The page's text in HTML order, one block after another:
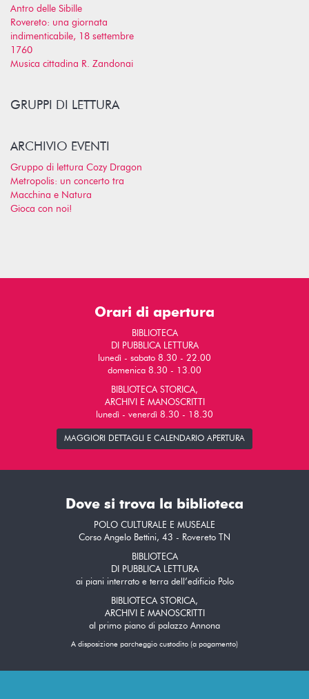
Antro delle Sibille
Rovereto: una giornata
indimenticabile, 18 settembre
1760
Musica cittadina R. Zandonai
GRUPPI DI LETTURA
ARCHIVIO EVENTI
Gruppo di lettura Cozy Dragon
Metropolis: un concerto tra
Macchina e Natura
Gioca con noi!
Orari di apertura
BIBLIOTECA
DI PUBBLICA LETTURA
lunedì - sabato 8.30 - 22.00
domenica 8.30 - 13.00
BIBLIOTECA STORICA,
ARCHIVI E MANOSCRITTI
lunedì - venerdì 8.30 - 18.30
MAGGIORI DETTAGLI E CALENDARIO APERTURA
Dove si trova la biblioteca
POLO CULTURALE E MUSEALE
Corso Angelo Bettini, 43 - Rovereto TN
BIBLIOTECA
DI PUBBLICA LETTURA
ai piani interrato e terra dell’edificio Polo
BIBLIOTECA STORICA,
ARCHIVI E MANOSCRITTI
al primo piano di palazzo Annona
A disposizione parcheggio custodito (a pagamento)